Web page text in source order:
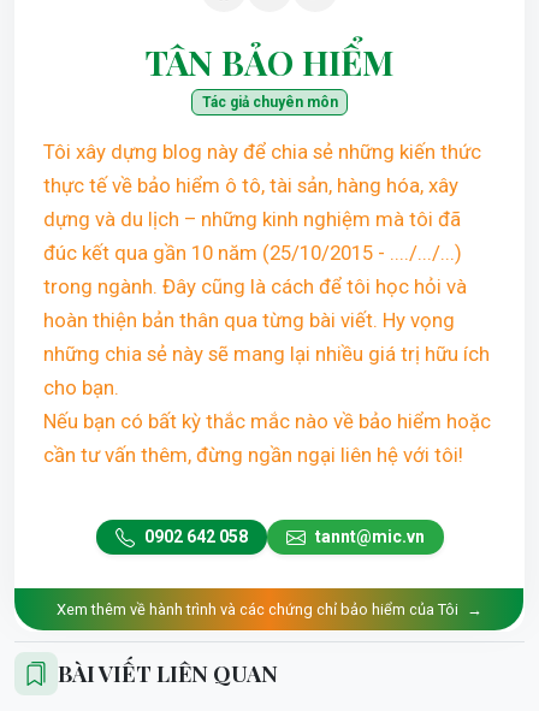
TÂN BẢO HIỂM
Tác giả chuyên môn
Tôi xây dựng blog này để chia sẻ những kiến thức
thực tế về bảo hiểm ô tô, tài sản, hàng hóa, xây
dựng và du lịch – những kinh nghiệm mà tôi đã
đúc kết qua gần 10 năm (25/10/2015 - ..../.../...)
trong ngành. Đây cũng là cách để tôi học hỏi và
hoàn thiện bản thân qua từng bài viết. Hy vọng
những chia sẻ này sẽ mang lại nhiều giá trị hữu ích
cho bạn.
Nếu bạn có bất kỳ thắc mắc nào về bảo hiểm hoặc
cần tư vấn thêm, đừng ngần ngại liên hệ với tôi!
0902 642 058 tannt@mic.vn
Xem thêm về hành trình và các chứng chỉ bảo hiểm của Tôi →
BÀI VIẾT LIÊN QUAN